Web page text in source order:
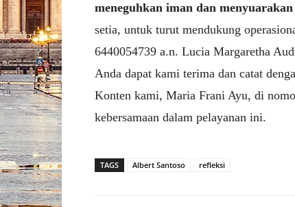
meneguhkan iman dan
setia, untuk turut mendukung
6440054739 a.n. Lucia Margaretha
Anda dapat kami terima dan catat
Konten kami, Maria Frani Ayu, di
kebersamaan dalam pelayanan ini.
TAGS Albert Santoso refleksi